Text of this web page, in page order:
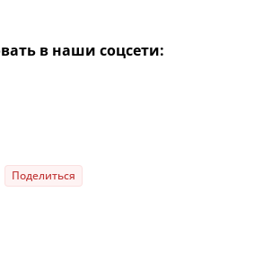
в наши соцсети:
Поделиться